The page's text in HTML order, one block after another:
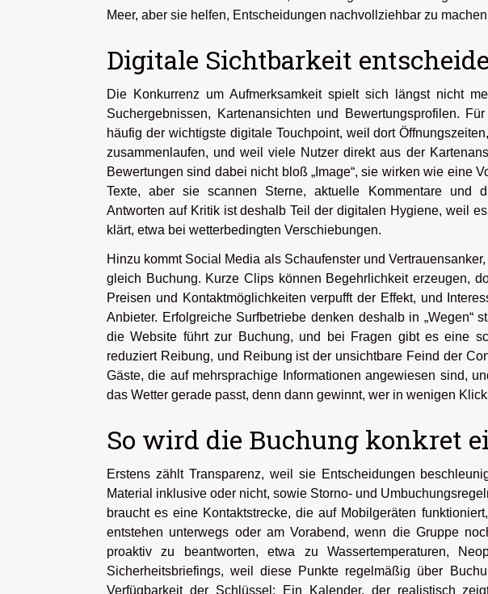
Meer, aber sie helfen, Entscheidungen nachvollziehbar zu
Digitale Sichtbarkeit
Die Konkurrenz um Aufmerksamkeit spielt sich längst nicht
Suchergebnissen, Kartenansichten und Bewertungsprofilen.
häufig der wichtigste digitale Touchpoint, weil dort
zusammenlaufen, und weil viele Nutzer direkt aus der
Bewertungen sind dabei nicht bloß „Image“, sie wirken wie eine
Texte, aber sie scannen Sterne, aktuelle Kommentare und
Antworten auf Kritik ist deshalb Teil der digitalen Hygiene, weil
klärt, etwa bei wetterbedingten Verschiebungen.
Hinzu kommt Social Media als Schaufenster und
gleich Buchung. Kurze Clips können Begehrlichkeit erzeugen,
Preisen und Kontaktmöglichkeiten verpufft der Effekt, und
Anbieter. Erfolgreiche Surfbetriebe denken deshalb in „Wegen“
die Website führt zur Buchung, und bei Fragen gibt es eine
reduziert Reibung, und Reibung ist der unsichtbare Feind der
Gäste, die auf mehrsprachige Informationen angewiesen sind,
das Wetter gerade passt, denn dann gewinnt, wer in wenigen
So wird die Buchung konkret
Erstens zählt Transparenz, weil sie Entscheidungen
Material inklusive oder nicht, sowie Storno- und
braucht es eine Kontaktstrecke, die auf Mobilgeräten
entstehen unterwegs oder am Vorabend, wenn die Gruppe
proaktiv zu beantworten, etwa zu Wassertemperaturen,
Sicherheitsbriefings, weil diese Punkte regelmäßig über
Verfügbarkeit der Schlüssel: Ein Kalender, der realistisch